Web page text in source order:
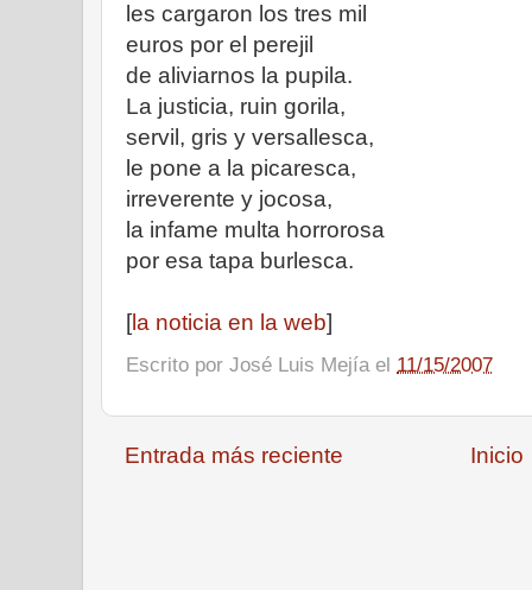
les cargaron los tres mil
euros por el perejil
de aliviarnos la pupila.
La justicia, ruin gorila,
servil, gris y versallesca,
le pone a la picaresca,
irreverente y jocosa,
la infame multa horrorosa
por esa tapa burlesca.
[la noticia en la web]
Escrito por José Luis Mejía el 11/15/2007
Entrada más reciente Inicio